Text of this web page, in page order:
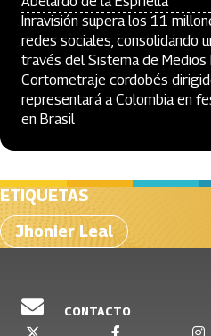
Inravisión supera los 11
redes sociales, consolidando
través del Sistema de Medios
Cortometraje cordobés
representará a Colombia en
en Brasil
ETIQUETAS
Jhonier Leal
CONTACTO